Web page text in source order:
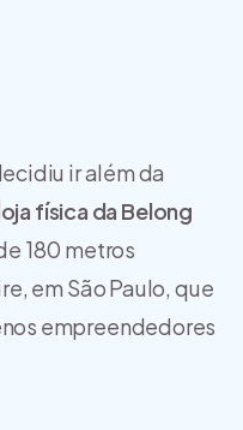
ir além da
física da Belong
180 metros
em São Paulo, que
empreendedores